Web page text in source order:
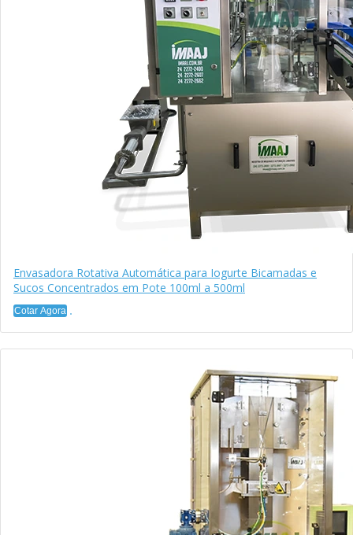
Envasadora Rotativa Automática para Iogurte Bicamadas e
Sucos Concentrados em Pote 100ml a 500ml
Cotar Agora